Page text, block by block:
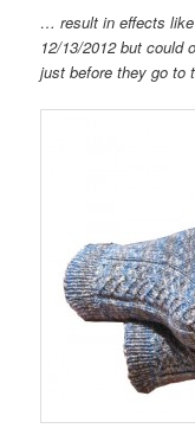
… result in effects
12/13/2012 but could
just before they go to